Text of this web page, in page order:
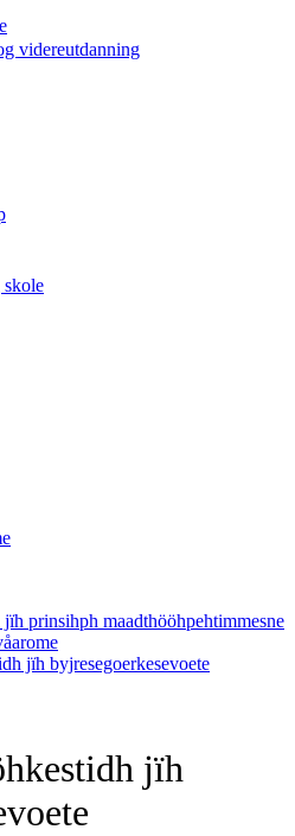
videreutdanning
skole
prinsihph maadthööhpehtimmesne
jïh byjresegoerkesevoete
jïh